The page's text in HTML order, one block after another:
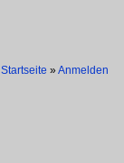
Startseite »Anmelden